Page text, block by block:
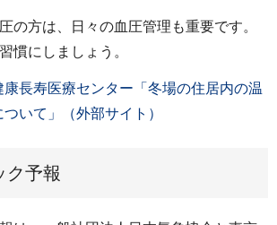
の方は、日々の血圧管理も重要です。
慣にしましょう。
康長寿医療センター「冬場の住居内の温
いて」（外部サイト）
ク予報